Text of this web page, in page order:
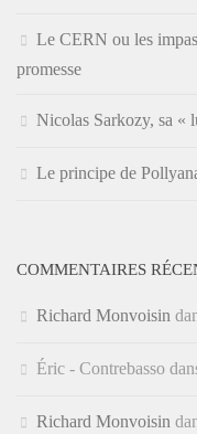
Le CERN ou les
promesse
Nicolas Sarkozy, sa «
Le principe de
COMMENTAIRES
Richard Monvoisin
Éric - Contrebasso
Richard Monvoisin